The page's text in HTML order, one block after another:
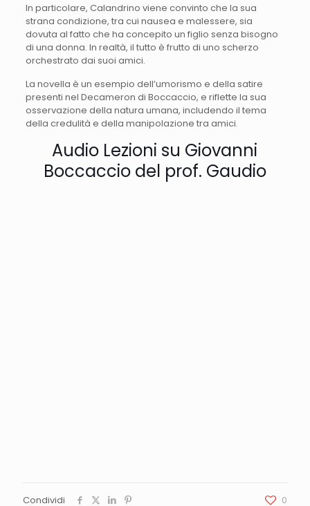
In particolare, Calandrino viene convinto che la sua
strana condizione, tra cui nausea e malessere, sia
dovuta al fatto che ha concepito un figlio senza bisogno
di una donna. In realtà, il tutto è frutto di uno scherzo
orchestrato dai suoi amici.
La novella è un esempio dell’umorismo e della satire
presenti nel Decameron di Boccaccio, e riflette la sua
osservazione della natura umana, includendo il tema
della credulità e della manipolazione tra amici.
Audio Lezioni su Giovanni
Boccaccio del prof. Gaudio
Condividi 0